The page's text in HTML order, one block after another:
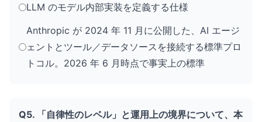
LLM のモデル内部実装を定義する仕様
Anthropic が 2024 年 11 月に公開した、AI エージ
ェントとツール／データソースを接続する標準プロ
トコル。2026 年 6 月時点で事実上の標準
Q5. 「自律性のレベル」と運用上の境界について、本